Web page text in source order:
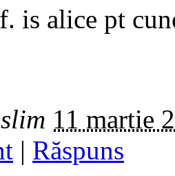
is alice pt
11 martie
| Răspuns